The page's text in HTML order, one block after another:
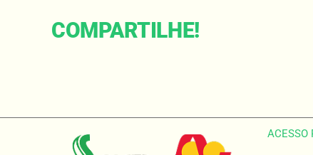
COMPARTILHE!
ACESSO